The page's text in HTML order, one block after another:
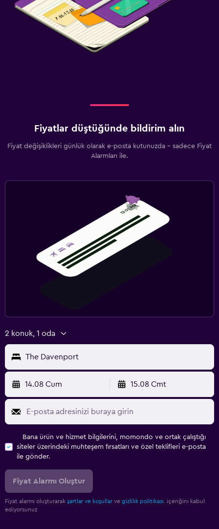
Fiyatlar düştüğünde bildirim alın
Fiyat değişiklikleri günlük olarak e-posta kutunuzda - sadece Fiyat
Alarmları ile.
2 konuk, 1 oda
The Davenport
14.08 Cum 15.08 Cmt
Bana ürün ve hizmet bilgilerini, momondo ve ortak çalıştığı
siteler üzerindeki muhteşem fırsatları ve özel teklifleri e-posta
ile gönder.
Fiyat Alarmı Oluştur
Fiyat alarmı oluşturarak şartlar ve koşullar ve gizlilik politikası.
içeriğini kabul
ediyorsunuz